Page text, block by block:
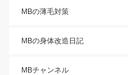
MBの薄毛対策
MBの身体改造日記
MBチャンネル